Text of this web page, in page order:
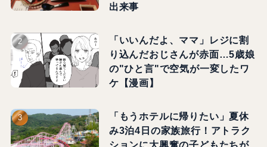
出来事
「いいんだよ、ママ」レジに割
り込んだおじさんが赤面…5歳娘
の"ひと言"で空気が一変したワ
ケ【漫画】
「もうホテルに帰りたい」夏休
み3泊4日の家族旅行！アトラク
ションに大興奮の子どもたちが